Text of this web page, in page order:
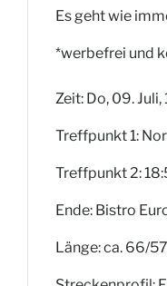
Es geht wie
*werbefrei und
Zeit: Do, 09. Juli,
Treffpunkt 1:
Treffpunkt 2:
Ende: Bistro
Länge: ca. 66/